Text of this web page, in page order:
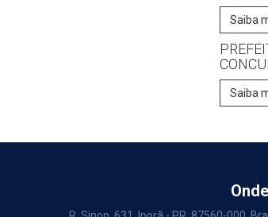
Saiba
Saiba